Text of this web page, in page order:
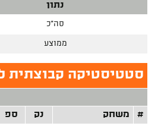
נתון
סה"כ
ממוצע
סטטיסטיקה קבוצתית
#
משחק נק ספ